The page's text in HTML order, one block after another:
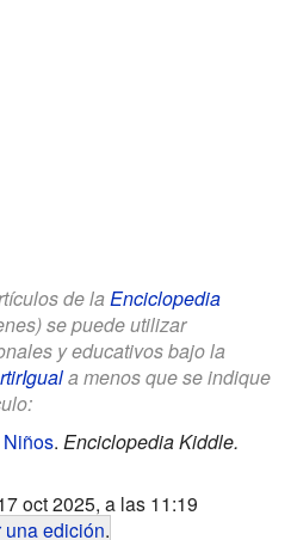
de la Enciclopedia
se puede utilizar
y educativos bajo la
a menos que se indique
. Enciclopedia Kiddle.
oct 2025, a las 11:19
una edición.